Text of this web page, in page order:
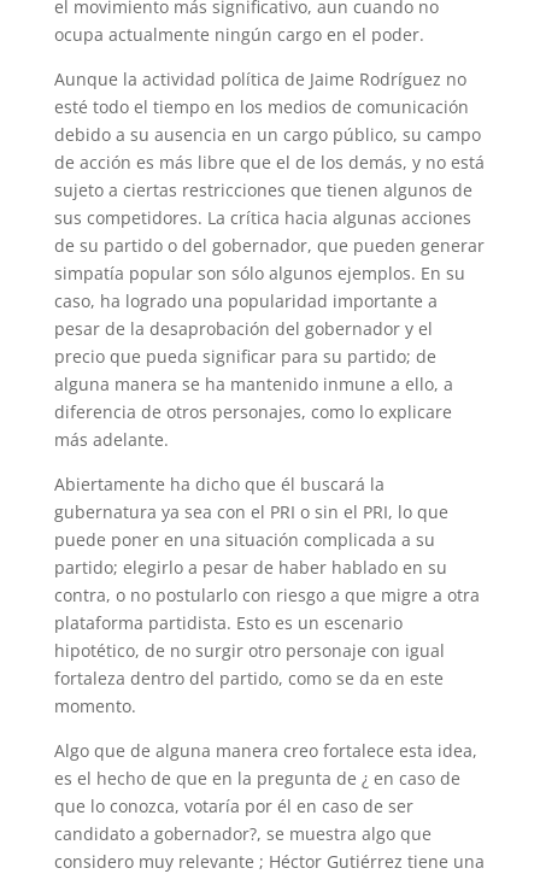
el movimiento más significativo, aun cuando no
ocupa actualmente ningún cargo en el poder.
Aunque la actividad política de Jaime Rodríguez no
esté todo el tiempo en los medios de comunicación
debido a su ausencia en un cargo público, su campo
de acción es más libre que el de los demás, y no está
sujeto a ciertas restricciones que tienen algunos de
sus competidores. La crítica hacia algunas acciones
de su partido o del gobernador, que pueden generar
simpatía popular son sólo algunos ejemplos. En su
caso, ha logrado una popularidad importante a
pesar de la desaprobación del gobernador y el
precio que pueda significar para su partido; de
alguna manera se ha mantenido inmune a ello, a
diferencia de otros personajes, como lo explicare
más adelante.
Abiertamente ha dicho que él buscará la
gubernatura ya sea con el PRI o sin el PRI, lo que
puede poner en una situación complicada a su
partido; elegirlo a pesar de haber hablado en su
contra, o no postularlo con riesgo a que migre a otra
plataforma partidista. Esto es un escenario
hipotético, de no surgir otro personaje con igual
fortaleza dentro del partido, como se da en este
momento.
Algo que de alguna manera creo fortalece esta idea,
es el hecho de que en la pregunta de ¿ en caso de
que lo conozca, votaría por él en caso de ser
candidato a gobernador?, se muestra algo que
considero muy relevante ; Héctor Gutiérrez tiene una